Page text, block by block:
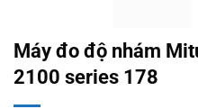
Máy đo độ nhám
2100 series 178